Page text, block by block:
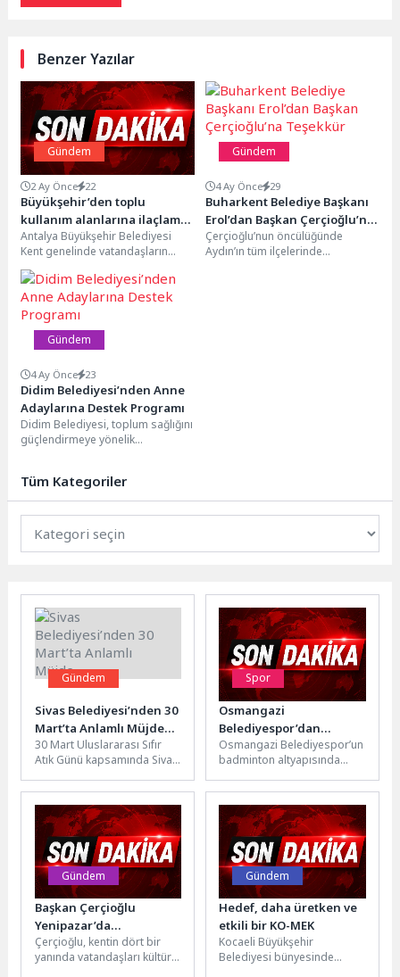
Benzer Yazılar
Gündem
2 Ay Önce 22
Büyükşehir’den toplu
kullanım alanlarına ilaçlama
çalışması
Antalya Büyükşehir Belediyesi
Kent genelinde vatandaşların
yoğun olarak kullandığı alanlarda
ilaçlama çalışmalarını aralıksız
sürdürüyor. Antalya Büyükşehir...
Gündem
4 Ay Önce 29
Buharkent Belediye Başkanı
Erol’dan Başkan Çerçioğlu’na
Teşekkür
Çerçioğlu’nun öncülüğünde
Aydın’ın tüm ilçelerinde
Gündem
4 Ay Önce 23
Didim Belediyesi’nden Anne
Adaylarına Destek Programı
Didim Belediyesi, toplum sağlığını
güçlendirmeye yönelik
süreci,...
Tüm Kategoriler
Gündem
Sivas Belediyesi’nden 30
Mart’ta Anlamlı Müjde…
30 Mart Uluslararası Sıfır
Atık Günü kapsamında Sivas
sürdürülebilirlik alanında
önemli bir...
Spor
Osmangazi
Belediyespor’dan
Badmintonda Tarihi
Başarı
Osmangazi Belediyespor’un
badminton altyapısında
üniversiteden ilkokula kadar
tüm kategorilerde elde
ettikleri Türkiye
şampiyonluklarıyla...
Gündem
Başkan Çerçioğlu
Yenipazar’da
Vatandaşları Açık Hava
Sineması ile Buluşturdu
Çerçioğlu, kentin dört bir
yanında vatandaşları kültür
Gündem
Hedef, daha üretken ve
etkili bir KO-MEK
Kocaeli Büyükşehir
Belediyesi bünyesinde